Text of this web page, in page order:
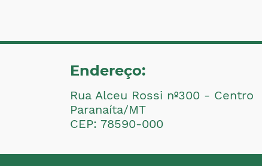
Endereço:
Rua Alceu Rossi nº300 - Centro
Paranaíta/MT
CEP: 78590-000